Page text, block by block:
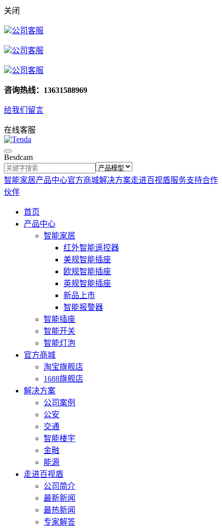
关闭
公司客服
公司客服
公司客服
咨询热线：13631588969
给我们留言
在线客服
Besdcam
智能家居产品中心官方商城解决方案走进百视盾服务支持合作
伙伴
首页
产品中心
智能家居
红外智能遥控器
美规智能插座
欧规智能插座
英规智能插座
新品上市
智能报警器
智能插座
智能开关
智能灯泡
官方商城
淘宝旗舰店
1688旗舰店
解决方案
公司案例
公安
交通
智能楼宇
金融
能源
走进百视盾
公司简介
最新新闻
最热新闻
专家解答